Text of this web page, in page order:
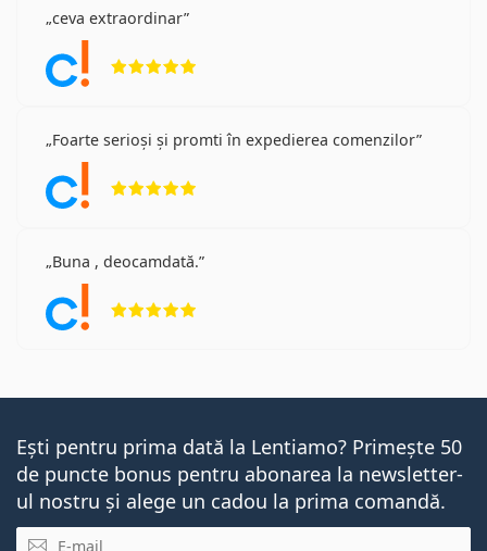
ceva extraordinar
Foarte serioși și promti în expedierea comenzilor
Buna , deocamdată.
Ești pentru prima dată la Lentiamo? Primește 50
de puncte bonus pentru abonarea la newsletter-
ul nostru și alege un cadou la prima comandă.
E-mail